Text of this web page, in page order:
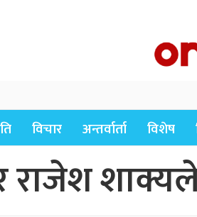
विचार अन्तर्वार्ता विशेष
राजेश